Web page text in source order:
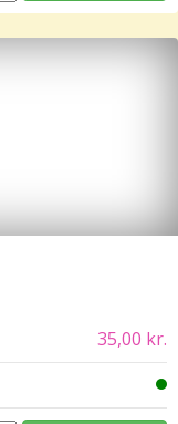
35,00 kr.